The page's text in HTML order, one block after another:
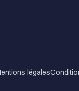
légales